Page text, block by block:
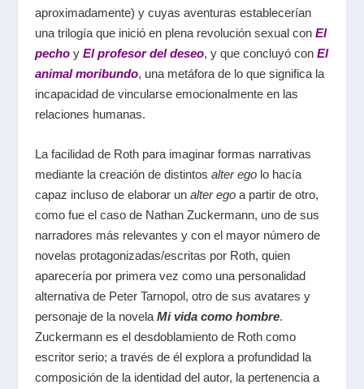
aproximadamente) y cuyas aventuras establecerían
una trilogía que inició en plena revolución sexual con El
pechoy El profesor del deseo, y que concluyó con El
animal moribundo, una metáfora de lo que significa la
incapacidad de vincularse emocionalmente en las
relaciones humanas.
La facilidad de Roth para imaginar formas narrativas
mediante la creación de distintos alter egolo hacía
capaz incluso de elaborar un alter egoa partir de otro,
como fue el caso de Nathan Zuckermann, uno de sus
narradores más relevantes y con el mayor número de
novelas protagonizadas/escritas por Roth, quien
aparecería por primera vez como una personalidad
alternativa de Peter Tarnopol, otro de sus avatares y
personaje de la novela Mi vida como hombre.
Zuckermann es el desdoblamiento de Roth como
escritor serio; a través de él explora a profundidad la
composición de la identidad del autor, la pertenencia a